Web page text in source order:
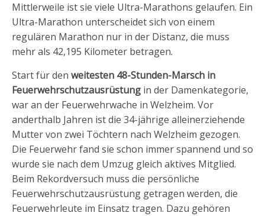
Mittlerweile ist sie viele Ultra-Marathons gelaufen. Ein
Ultra-Marathon unterscheidet sich von einem
regulären Marathon nur in der Distanz, die muss
mehr als 42,195 Kilometer betragen.
Start für den weitesten 48-Stunden-Marsch in
Feuerwehrschutzausrüstung in der Damenkategorie,
war an der Feuerwehrwache in Welzheim. Vor
anderthalb Jahren ist die 34-jährige alleinerziehende
Mutter von zwei Töchtern nach Welzheim gezogen.
Die Feuerwehr fand sie schon immer spannend und so
wurde sie nach dem Umzug gleich aktives Mitglied.
Beim Rekordversuch muss die persönliche
Feuerwehrschutzausrüstung getragen werden, die
Feuerwehrleute im Einsatz tragen. Dazu gehören